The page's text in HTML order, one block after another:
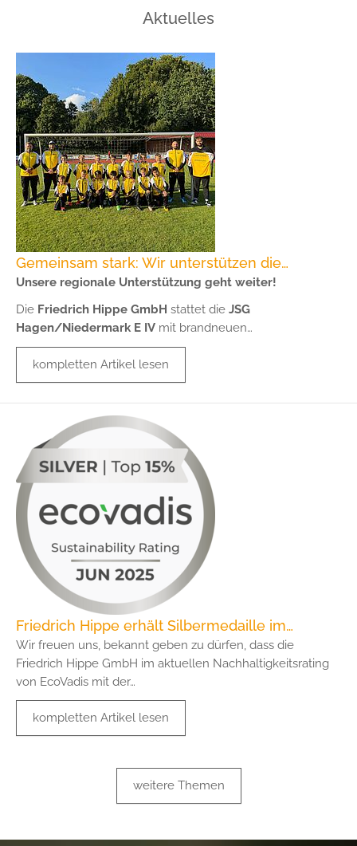
Aktuelles
Gemeinsam stark: Wir unterstützen die…
Unsere regionale Unterstützung geht weiter!
Die Friedrich Hippe GmbH stattet die JSG
Hagen/Niedermark E IV mit brandneuen…
kompletten Artikel lesen
Friedrich Hippe erhält Silbermedaille im…
Wir freuen uns, bekannt geben zu dürfen, dass die
Friedrich Hippe GmbH im aktuellen Nachhaltigkeitsrating
von EcoVadis mit der…
kompletten Artikel lesen
weitere Themen